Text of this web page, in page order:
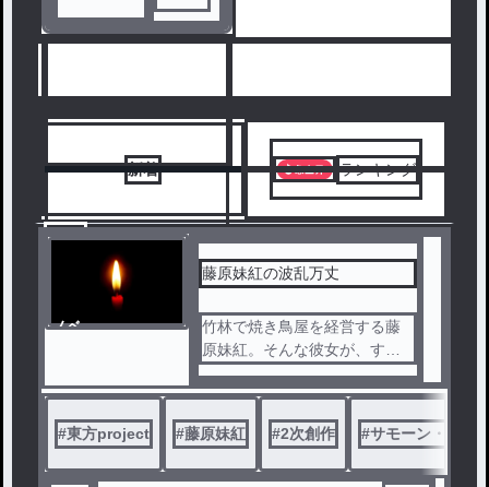
新着 ランキング
ノベ
藤原妹紅の波乱万丈
竹林で焼き鳥屋を経営する藤
原妹紅。そんな彼女が、すご
い奴と遭遇する話。
#東方project #藤原妹紅 #2次創作 #サモーン・シャ